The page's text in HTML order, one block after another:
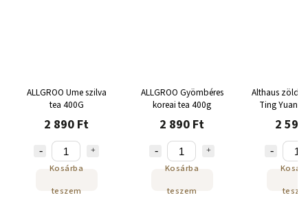
ALLGROO Ume szilva
tea 400G
2 890 Ft
Kosárba
teszem
ALLGROO Gyömbéres
koreai tea 400g
2 890 Ft
Kosárba
teszem
Althaus zöld
Ting Yuan
2